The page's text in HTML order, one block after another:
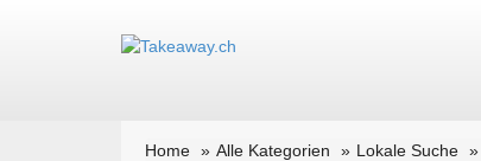
Home Alle Kategorien Lokale Suche